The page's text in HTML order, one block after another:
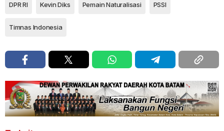
DPR RI Kevin Diks Pemain Naturalisasi PSSI
Timnas Indonesia